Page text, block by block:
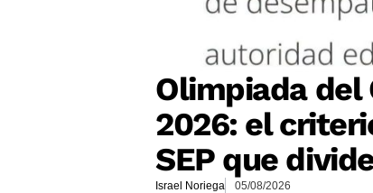
Olimpiada
2026: el
SEP que
Israel Noriega 05/08/2026